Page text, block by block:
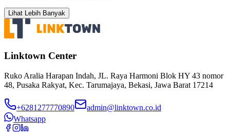
Lihat Lebih Banyak
Linktown Center
Ruko Aralia Harapan Indah, JL. Raya Harmoni Blok HY 43 nomor
48, Pusaka Rakyat, Kec. Tarumajaya, Bekasi, Jawa Barat 17214
+6281277770890
admin@linktown.co.id
Whatsapp